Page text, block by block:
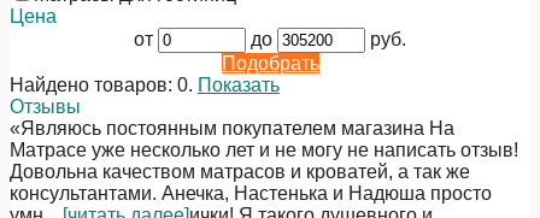
Цена
от
до
руб.
Подобрать
Найдено товаров: 0. Показать
Отзывы
«Являюсь постоянным покупателем магазина На
Матрасе уже несколько лет и не могу не написать отзыв!
Довольна качеством матрасов и кроватей, а так же
консультантами. Анечка, Настенька и Надюша просто